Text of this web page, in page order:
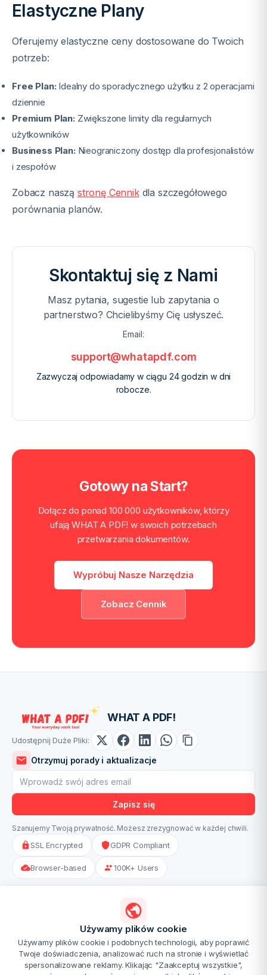
Elastyczne Plany
Oferujemy elastyczne ceny dostosowane do Twoich
potrzeb:
Free Plan: Idealny do sporadycznego użytku z 2 operacjami
dziennie
Premium Plan: Zwiększone limity dla regularnych
użytkowników
Business Plan: Nieograniczony dostęp dla profesjonalistów
i zespołów
Zobacz naszą stronę Cennikdla szczegółowego
porównania planów.
Skontaktuj się z Nami
Masz pytania, sugestie lub zapytania o
partnerstwo? Chcielibyśmy Cię usłyszeć.
Email:
support@whatapdf.com
Zazwyczaj odpowiadamy w ciągu 24 godzin w dni
robocze.
Gotowy na Start?
Dołącz do ponad 100 000 użytkowników, którzy
ufają WHAT A PDF! w swoich potrzebach
przetwarzania dokumentów.
Wypróbuj Nasze Narzędzia
Zobacz Cennik
Używamy plików cookie
Używamy plików cookie i podobnych technologii, aby poprawić
Twoje doświadczenia, analizować ruch na stronie i wyświetlać
spersonalizowane reklamy. Klikając "Zaakceptuj wszystkie",
WHAT A PDF!
Udostępnij Duże Pliki:
Otrzymuj porady i aktualizacje
Zapisz się
Szanujemy Twoją prywatność. Możesz zrezygnować w każdej chwili.
SSL Encrypted GDPR Compliant
Browser-based 100K+ Users
GET THE APPS
Coming soon
Google Play
Coming soon
CennikPolityka PrywatnościRegulaminKontaktO nas
Bezpieczeństwo i prywatnośćTools-NinjaImage-Ninja